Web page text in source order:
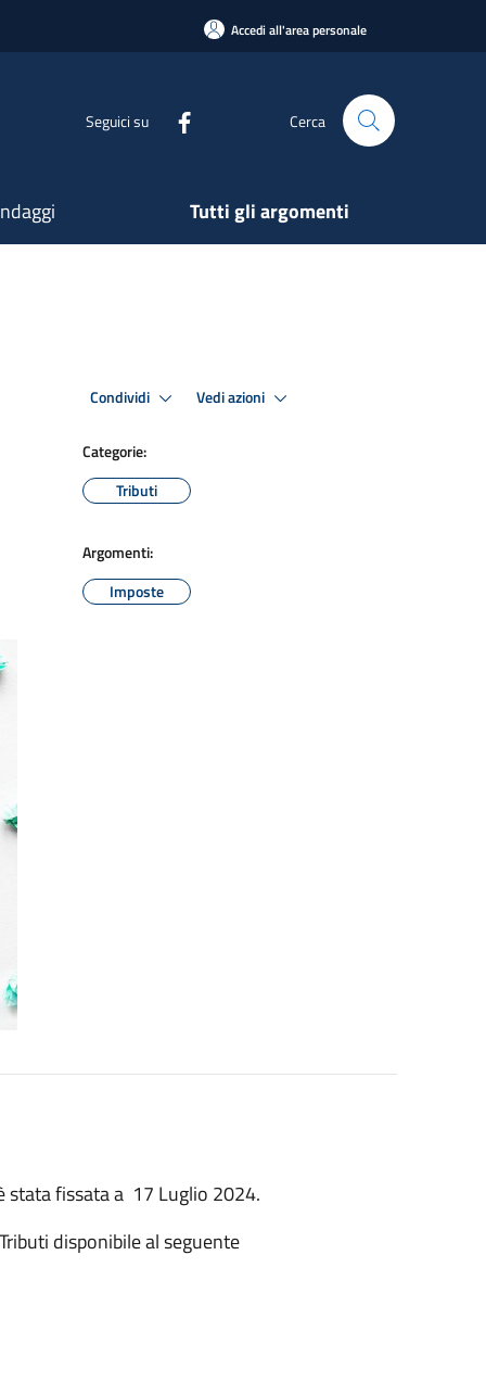
Accedi all'area personale
Seguici su Cerca
Tutti gli argomenti
Condividi Vedi azioni
Categorie:
Tributi
Argomenti:
Imposte
stata fissata a 17 Luglio 2024.
disponibile al seguente